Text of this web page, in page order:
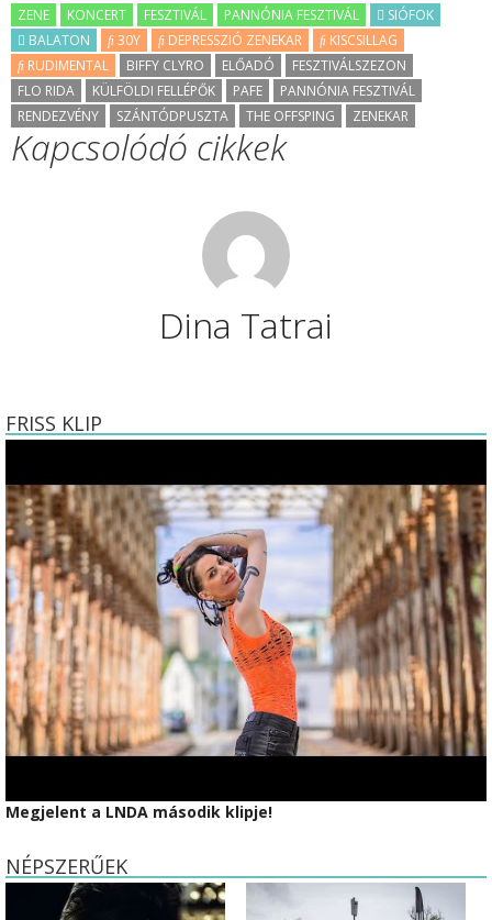
ZENE KONCERT FESZTIVÁL PANNÓNIA FESZTIVÁL
SIÓFOK
BALATON
30Y DEPRESSZIÓ ZENEKAR
KISCSILLAG
RUDIMENTAL
BIFFY CLYRO ELŐADÓ
FESZTIVÁLSZEZON
FLO RIDA
KÜLFÖLDI FELLÉPŐK PAFE
PANNÓNIA FESZTIVÁL
RENDEZVÉNY
SZÁNTÓDPUSZTA THE OFFSPING ZENEKAR
Kapcsolódó cikkek
Dina Tatrai
FRISS KLIP
Megjelent a LNDA második klipje!
NÉPSZERŰEK